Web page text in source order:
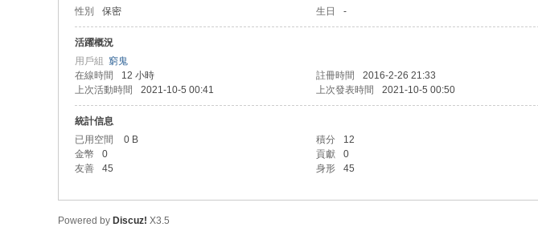
性別 保密 生日 -
活躍概況
用戶組 窮鬼
在線時間
12 小時 註冊時間 2016-2-26 21:33
上次活動時間
2021-10-5 00:41 上次發表時間 2021-10-5 00:50
統計信息
已用空間
0 B 積分 12
金幣
0 貢獻 0
友善
45 身形 45
Powered by Discuz! X3.5